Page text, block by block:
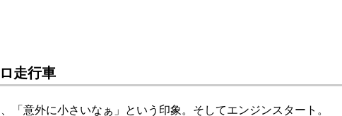
走行車
意外に小さいなぁ」という印象。そしてエンジンスタート。